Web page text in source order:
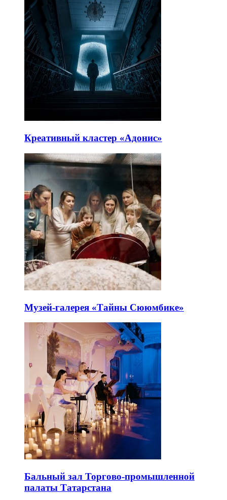
Креативный кластер «Адонис»
Музей-галерея «Тайны Сююмбике»
Бальный зал Торгово-промышленной
палаты Татарстана